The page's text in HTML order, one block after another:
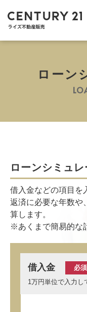
ローン
ローンシミュ
借入金などの項目を
返済に必要な年数や
算します。
※あくまで簡易的な
借入金
必須
1万円単位で入力し